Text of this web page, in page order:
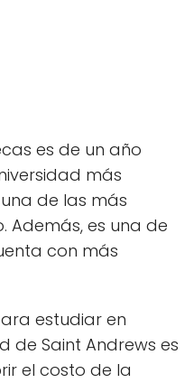
es de un año
más
de las más
Además, es una de
con más
estudiar en
de Saint Andrews es
el costo de la